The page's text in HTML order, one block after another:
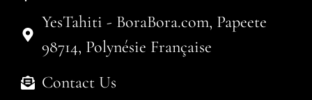
YesTahiti - BoraBora.com, Papeete
98714, Polynésie Française
Contact Us